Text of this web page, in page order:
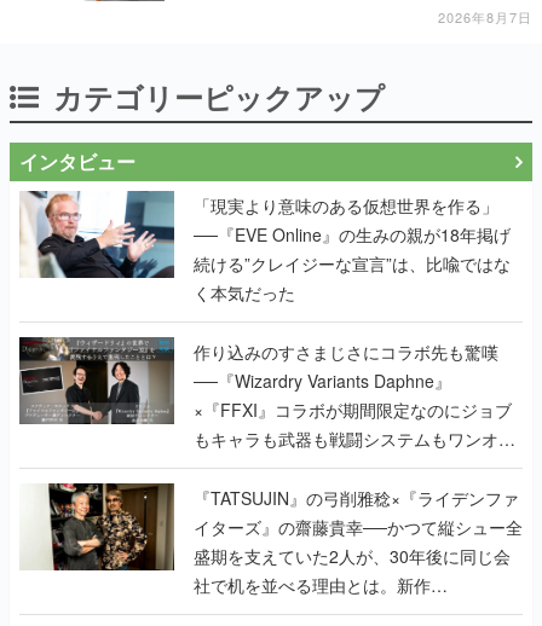
2026年8月7日
カテゴリーピックアップ
インタビュー
「現実より意味のある仮想世界を作る」
──『EVE Online』の生みの親が18年掲げ
続ける”クレイジーな宣言”は、比喩ではな
く本気だった
作り込みのすさまじさにコラボ先も驚嘆
──『Wizardry Variants Daphne』
×『FFXI』コラボが期間限定なのにジョブ
もキャラも武器も戦闘システムもワンオフ
で作り込まれた理由を両ディレクターに聞
く
『TATSUJIN』の弓削雅稔×『ライデンファ
イターズ』の齋藤貴幸──かつて縦シュー全
盛期を支えていた2人が、30年後に同じ会
社で机を並べる理由とは。新作
『TATSUJIN EXTREME』で初タッグを組